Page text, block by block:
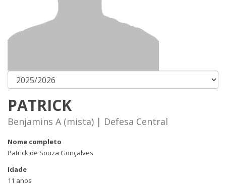
PATRICK
Benjamins A (mista) | Defesa Central
Nome completo
Patrick de Souza Gonçalves
Idade
11 anos